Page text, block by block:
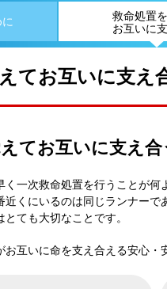
救命処置
お互いに
てお互いに支え
てお互いに支え
く一次救命処置を行うことが
近くにいるのは同じランナー
ても大切なことです。
お互いに命を支え合える安心